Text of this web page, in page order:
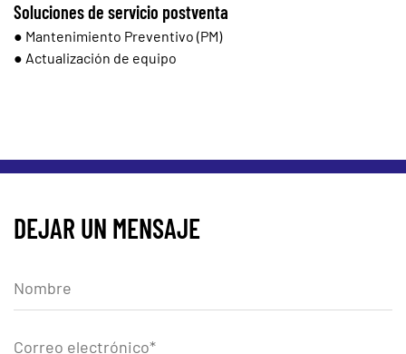
Soluciones de servicio postventa
● Mantenimiento Preventivo (PM)
● Actualización de equipo
DEJAR UN MENSAJE